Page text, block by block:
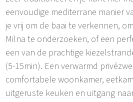
eenvoudige mediterrane manier
je vrij om de baai te verkennen,
Milna te onderzoeken, of een
een van de prachtige
(5-15min). Een verwarmd
comfortabele woonkamer,
uitgeruste keuken en uitgang